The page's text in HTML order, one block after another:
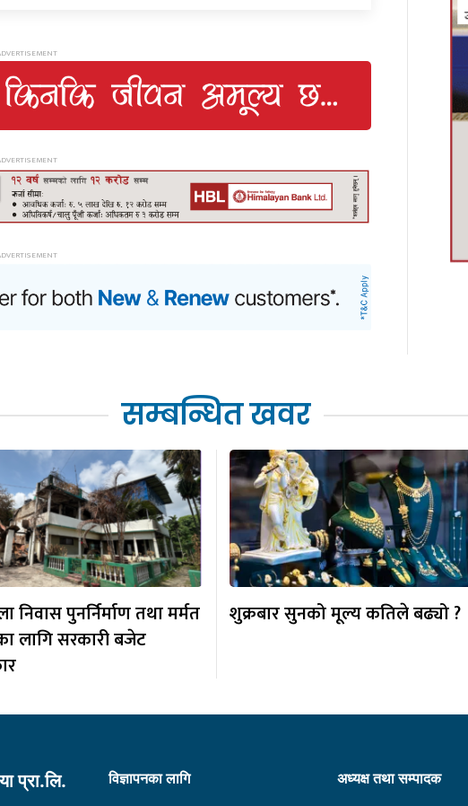
सम्बन्धित खवर
निवास पुनर्निर्माण तथा मर्मत
लागि सरकारी बजेट
शुक्रबार सुनको मूल्य कतिले बढ्यो ?
प्रा.लि. विज्ञापनका लागि अध्यक्ष तथा सम्पादक